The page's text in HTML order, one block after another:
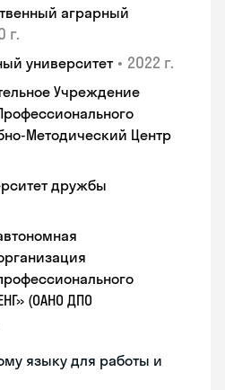
аграрный
г.
университет • 2022 г.
Учреждение
Методический Центр
дружбы
(ОАНО ДПО
языку для работы и